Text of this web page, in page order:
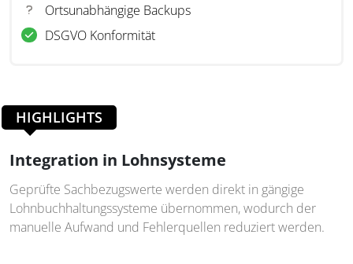
Ortsunabhängige Backups
DSGVO Konformität
HIGHLIGHTS
Integration in Lohnsysteme
Geprüfte Sachbezugswerte werden direkt in gängige
Lohnbuchhaltungssysteme übernommen, wodurch der
manuelle Aufwand und Fehlerquellen reduziert werden.